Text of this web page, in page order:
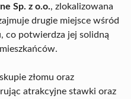
Sp. z o.o., zlokalizowana
drugie miejsce wśród
co potwierdza jej solidną
złomu oraz
atrakcyjne stawki oraz